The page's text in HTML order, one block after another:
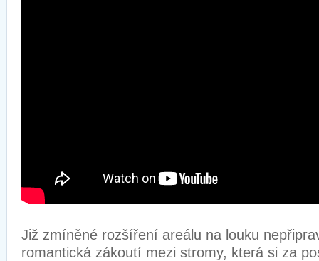
Již zmíněné rozšíření areálu na louku
romantická zákoutí mezi stromy, která si za